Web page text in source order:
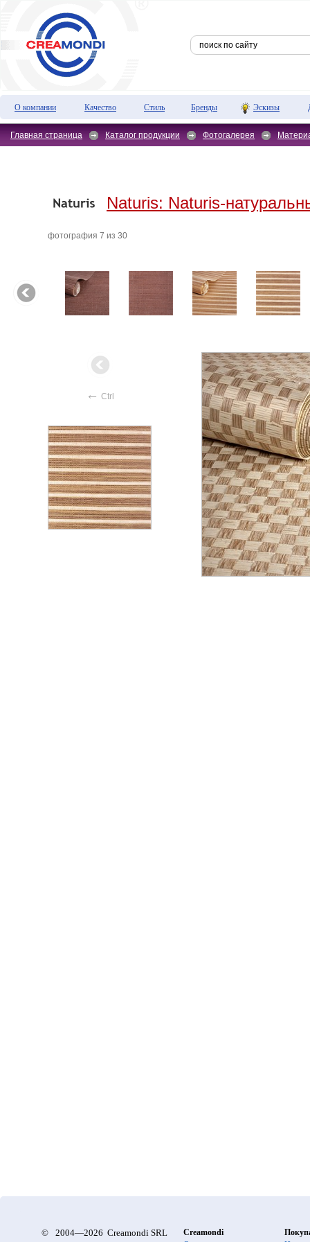
О компании Качество Стиль Бренды Эскизы
Главная страница Каталог продукции Фотогалерея
Naturis: Naturis-
фотография 7 из 30
← Ctrl
© 2004—2026 Creamondi SRL
Creamondi